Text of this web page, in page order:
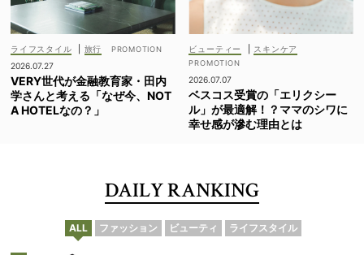
ライフスタイル
旅行
2026.07.27
VERY世代が金融教育家・田内
学さんと考える「なぜ今、NOT
A HOTELなの？」
ビューティー スキンケア
2026.07.07
ベスコス受賞の「エリクシー
ル」が最適解！？ママのシワに
幸せ感が滲む理由とは
DAILY RANKING
ALL ファッション ビューティ ライフスタイル